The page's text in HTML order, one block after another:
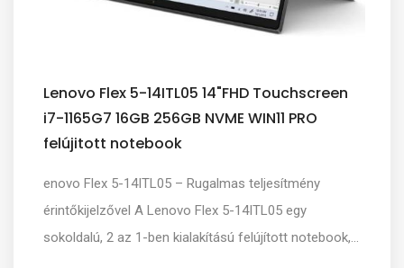
Lenovo Flex 5-14ITL05 14"FHD Touchscreen
i7-1165G7 16GB 256GB NVME WIN11 PRO
felújitott notebook
enovo Flex 5-14ITL05 – Rugalmas teljesítmény
érintőkijelzővel A Lenovo Flex 5-14ITL05 egy
sokoldalú, 2 az 1-ben kialakítású felújított notebook,...